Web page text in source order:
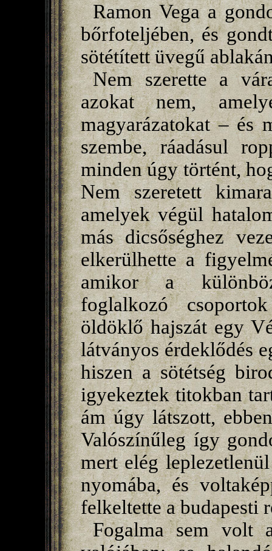
Ramon Vega a
bőrfoteljében, és
sötétített üvegű
Nem szerette a
azokat nem,
magyarázatokat – és
szembe, ráadásul
minden úgy történt,
Nem szeretett
amelyek végül
más dicsőséghez
elkerülhette a
amikor a
foglalkozó
öldöklő hajszát egy
látványos érdeklődés
hiszen a sötétség
igyekeztek titokban
ám úgy látszott,
Valószínűleg így
mert elég
nyomába, és
felkeltette a budapesti
Fogalma sem volt